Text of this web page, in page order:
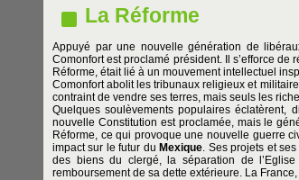
La Réforme
Appuyé par une nouvelle génération de
Comonfort est proclamé président. Il s’efforce
Réforme, était lié à un mouvement intellectuel
Comonfort abolit les tribunaux religieux et
contraint de vendre ses terres, mais seuls les
Quelques soulèvements populaires éclatèrent,
nouvelle Constitution est proclamée, mais le
Réforme, ce qui provoque une nouvelle guerre
impact sur le futur duMexique . Ses projets et
des biens du clergé, la séparation de
remboursement de sa dette extérieure. La